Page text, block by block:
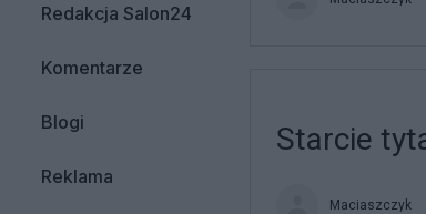
Redakcja Salon24
Komentarze
Blogi
Reklama
Starcie
Maciaszczyk